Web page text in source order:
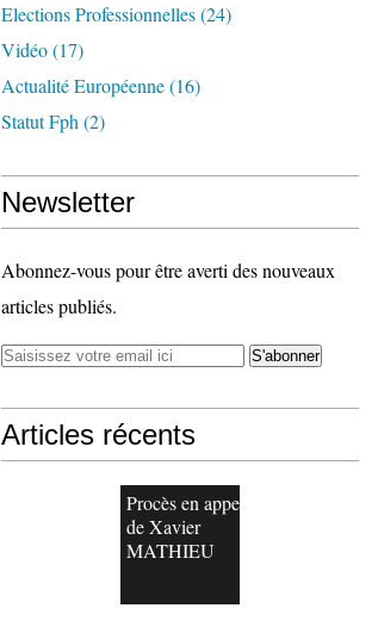
Elections Professionnelles(24)
Vidéo(17)
Actualité Européenne(16)
Statut Fph (2)
Newsletter
Abonnez-vous pour être averti des nouveaux
articles publiés.
Articles récents
Procès en appel
de Xavier
MATHIEU